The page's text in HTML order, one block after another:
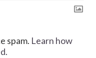
spam. Learn how